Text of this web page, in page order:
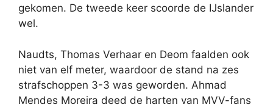
gekomen. De tweede keer scoorde de IJslander
wel.
Naudts, Thomas Verhaar en Deom faalden ook
niet van elf meter, waardoor de stand na zes
strafschoppen 3-3 was geworden. Ahmad
Mendes Moreira deed de harten van MVV-fans